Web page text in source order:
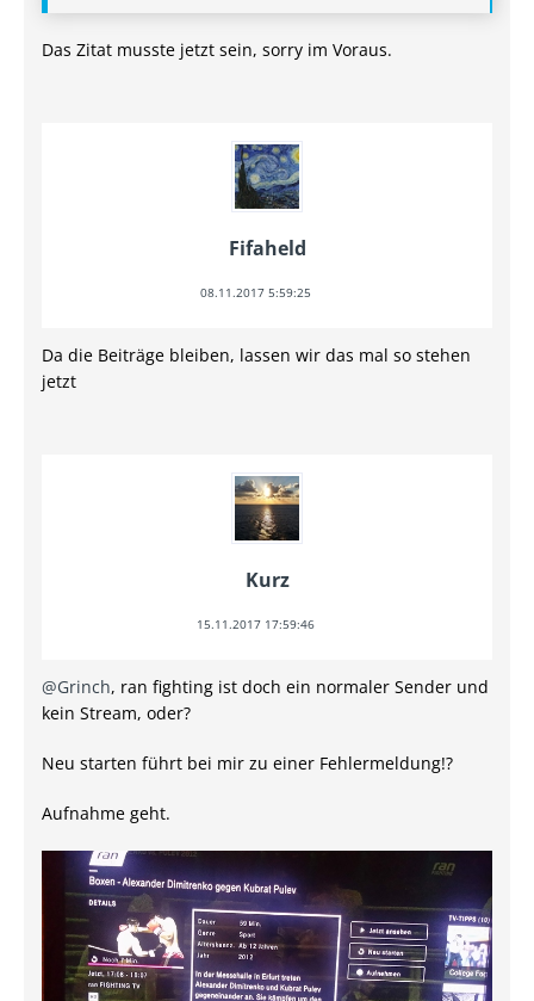
Das Zitat musste jetzt sein, sorry im Voraus.
Fifaheld
08.11.2017 5:59:25
Da die Beiträge bleiben, lassen wir das mal so stehen
jetzt
Kurz
15.11.2017 17:59:46
@Grinch, ran fighting ist doch ein normaler Sender und
kein Stream, oder?
Neu starten führt bei mir zu einer Fehlermeldung!?
Aufnahme geht.